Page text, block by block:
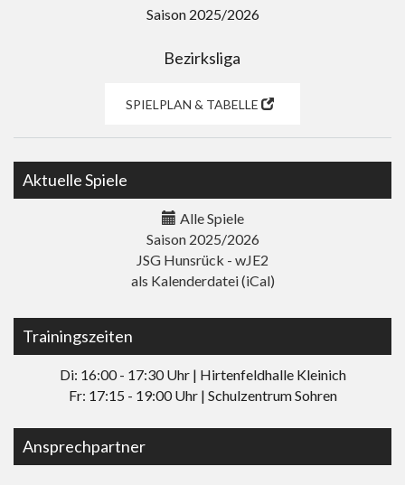
Saison 2025/2026
Bezirksliga
SPIELPLAN & TABELLE
Aktuelle Spiele
Alle Spiele
Saison 2025/2026
JSG Hunsrück - wJE2
als Kalenderdatei (iCal)
Trainingszeiten
Di: 16:00 - 17:30 Uhr | Hirtenfeldhalle Kleinich
Fr: 17:15 - 19:00 Uhr | Schulzentrum Sohren
Ansprechpartner